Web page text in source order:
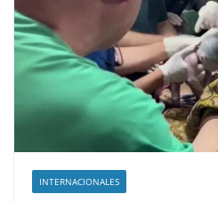
INTERNACIONALES